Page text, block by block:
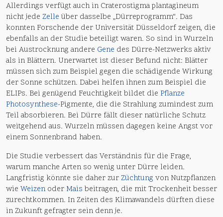
Allerdings verfügt auch in Craterostigma plantagineum
nicht jede Zelle über dasselbe „Dürreprogramm“. Das
konnten Forschende der Universität Düsseldorf zeigen, die
ebenfalls an der Studie beteiligt waren. So sind in Wurzeln
bei Austrocknung andere Gene des Dürre-Netzwerks aktiv
als in Blättern. Unerwartet ist dieser Befund nicht: Blätter
müssen sich zum Beispiel gegen die schädigende Wirkung
der Sonne schützen. Dabei helfen ihnen zum Beispiel die
ELIPs. Bei genügend Feuchtigkeit bildet die Pflanze
Photosynthese-Pigmente, die die Strahlung zumindest zum
Teil absorbieren. Bei Dürre fällt dieser natürliche Schutz
weitgehend aus. Wurzeln müssen dagegen keine Angst vor
einem Sonnenbrand haben.
Die Studie verbessert das Verständnis für die Frage,
warum manche Arten so wenig unter Dürre leiden.
Langfristig könnte sie daher zurZüchtung von Nutzpflanzen
wie Weizen oder Mais beitragen, die mit Trockenheit besser
zurechtkommen. In Zeiten des Klimawandels dürften diese
in Zukunft gefragter sein denn je.